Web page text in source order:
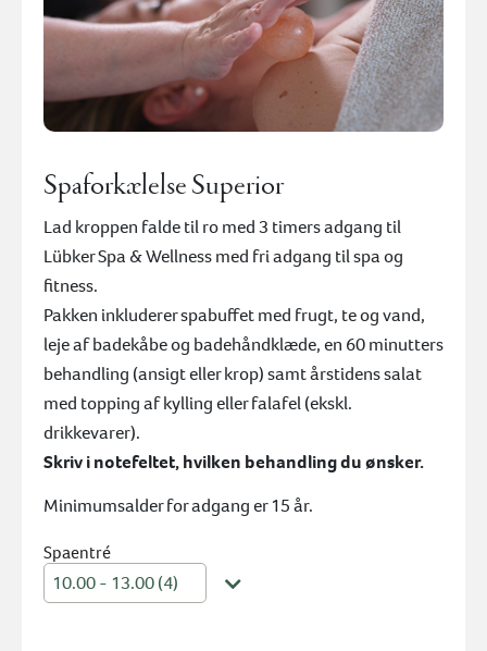
Spaforkælelse Superior
Lad kroppen falde til ro med 3 timers adgang til
Lübker Spa & Wellness med fri adgang til spa og
fitness.
Pakken inkluderer spabuffet med frugt, te og vand,
leje af badekåbe og badehåndklæde, en 60 minutters
behandling (ansigt eller krop) samt årstidens salat
med topping af kylling eller falafel (ekskl.
drikkevarer).
Skriv i notefeltet, hvilken behandling du ønsker.
Minimumsalder for adgang er 15 år.
Spaentré
10.00 - 13.00 (4)